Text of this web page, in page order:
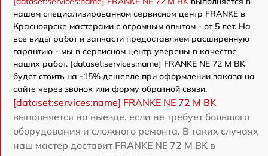
нашем специализированном сервисном центр FRANKE в
Красноярске мастерами с огромным опытом - от 5 лет. На
все виды работ и запчасти предоставляем расширенную
гарантию - мы в сервисном центр уверены в качестве
наших работ. [dataset:services:name] FRANKE NE 72 M BK
будет стоить на -15% дешевле при оформлении заказа на
сайте через звонок или форму обратной связи.
[dataset:services:name] FRANKE NE 72 M BK
выполняется на выезде, если не требует большого
оборудования и сложного ремонта. В таких случаях
наш мастер доставит FRANKE NE 72 M BK в